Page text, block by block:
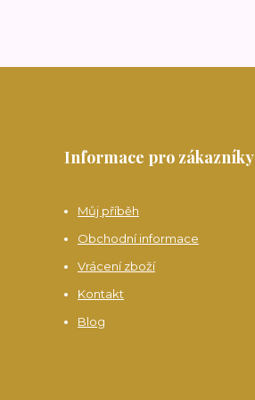
Informace pro zákazníky
Můj příběh
Obchodní informace
Vrácení zboží
Kontakt
Blog